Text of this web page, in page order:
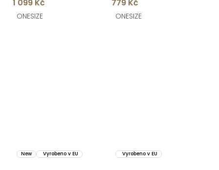
FLARETA
1 099 Kč
ONESIZE
padlými rukávy
779 Kč
ONESIZE
New Vyrobeno v EU Vyrobeno v EU